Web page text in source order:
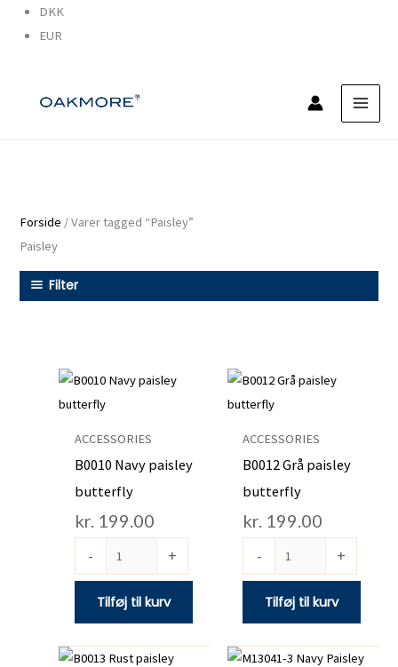
DKK
EUR
Forside / Varer tagged “Paisley”
Paisley
Filter
ACCESSORIES
B0010 Navy paisley
butterfly
kr.199.00
-
B0010
Navy
antal
+
Tilføj til kurv
ACCESSORIES
B0012 Grå paisley
butterfly
kr. 199.00
-
B0012
Grå
antal
+
Tilføj til kurv
B0013
M13041-